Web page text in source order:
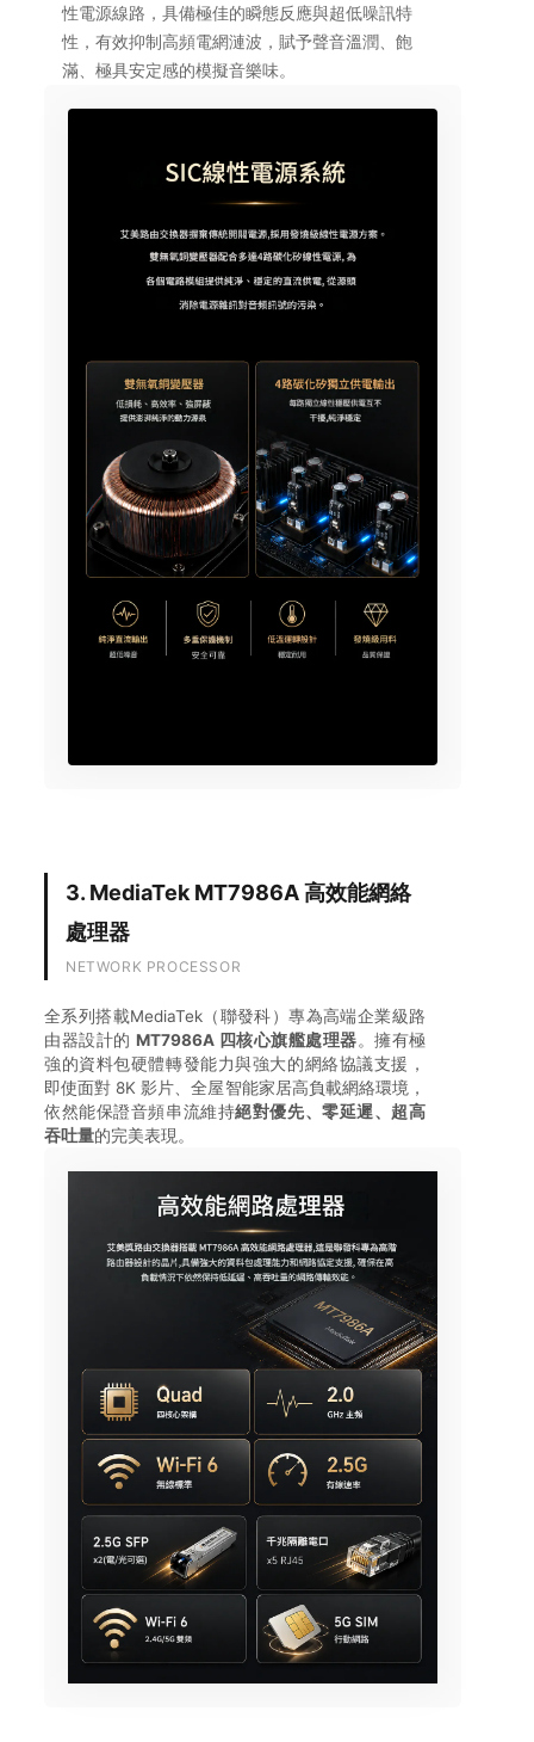
性電源線路，具備極佳的瞬態反應與超低噪訊特
性，有效抑制高頻電網漣波，賦予聲音溫潤、飽
滿、極具安定感的模擬音樂味。
3. MediaTek MT7986A 高效能網絡
處理器
NETWORK PROCESSOR
全系列搭載MediaTek（聯發科）專為高端企業級路
由器設計的 MT7986A 四核心旗艦處理器。擁有極
強的資料包硬體轉發能力與強大的網絡協議支援，
即使面對 8K 影片、全屋智能家居高負載網絡環境，
依然能保證音頻串流維持絕對優先、零延遲、超高
吞吐量的完美表現。